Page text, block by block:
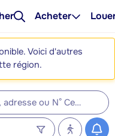
Acheter
Voici d'autres
région.